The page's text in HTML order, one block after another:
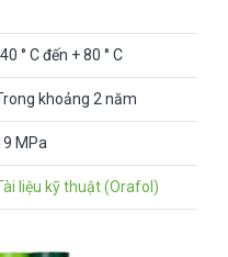
° C đến + 80 ° C
khoảng 2 năm
MPa
liệu kỹ thuật (Orafol)